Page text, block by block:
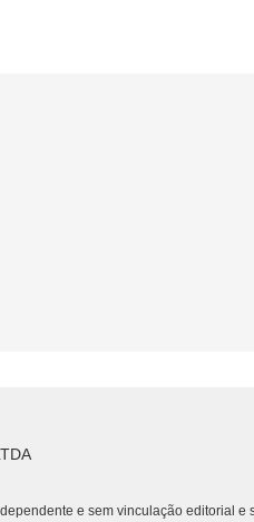
e sem vinculação editorial e